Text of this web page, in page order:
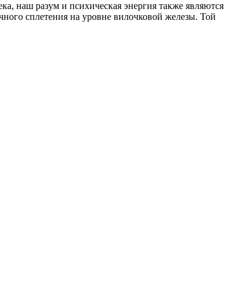
наш разум и психическая энергия также являются
сплетения на уровне вилочковой железы. Той